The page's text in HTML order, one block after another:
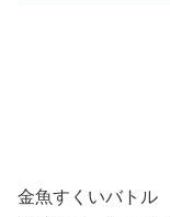
金魚すくいバトル